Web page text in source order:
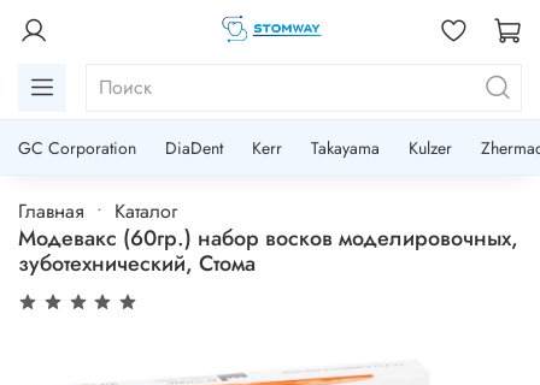
GC Corporation DiaDent Kerr Takayama Kulzer
Главная Каталог
Модевакс (60гр.) набор восков моделировочных,
зуботехнический, Стома